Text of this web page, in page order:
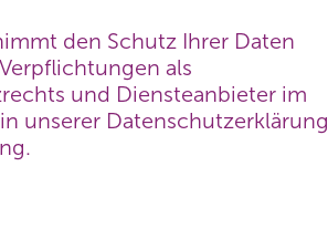
den Schutz Ihrer Daten
als
und Diensteanbieter im
unserer Datenschutzerklärung